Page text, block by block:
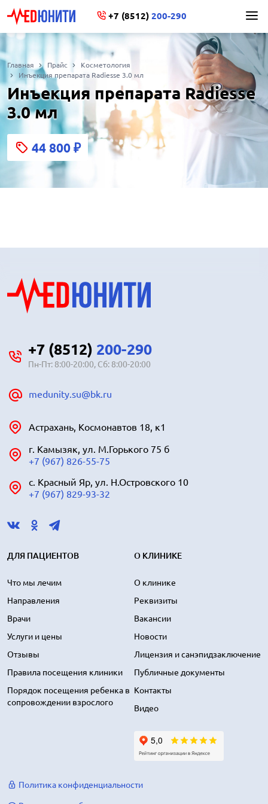
+7 (8512) 200-290
Главная Прайс
Косметология
Инъекция препарата Radiesse 3.0 мл
Инъекция препарата Radiesse
3.0 мл
44 800 ₽
+7 (8512) 200-290
Пн-Пт: 8:00-20:00, Сб: 8:00-20:00
medunity.su@bk.ru
Астрахань, Космонавтов 18, к1
г. Камызяк, ул. М.Горького 75 б
+7 (967) 826-55-75
с. Красный Яр, ул. Н.Островского 10
+7 (967) 829-93-32
ДЛЯ ПАЦИЕНТОВ
Что мы лечим
Направления
Врачи
Услуги и цены
Отзывы
Правила посещения клиники
Порядок посещения ребенка в
сопровождении взрослого
О КЛИНИКЕ
О клинике
Реквизиты
Вакансии
Новости
Лицензия и санэпидзаключение
Публичные документы
Контакты
Видео
Политика конфиденциальности